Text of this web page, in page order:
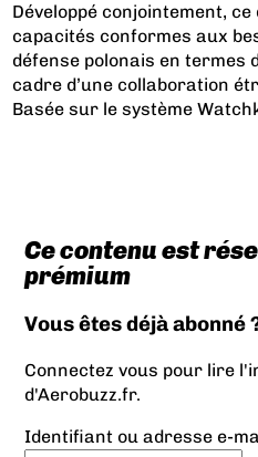
Développé conjointement,
capacités conformes aux
défense polonais en termes
cadre d’une collaboration
Basée sur le système
Ce contenu est
prémium
Vous êtes déjà abonné
Connectez vous pour lire
d'Aerobuzz.fr.
Identifiant ou adresse e-